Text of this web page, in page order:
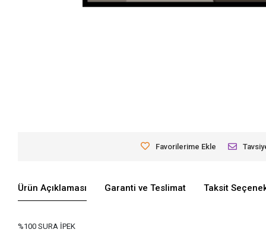
Favorilerime Ekle
Ürün Açıklaması Garanti ve Teslimat Taksit
%100 SURA İPEK